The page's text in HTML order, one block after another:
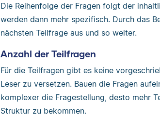
Die Reihenfolge der Fragen folgt der
werden dann mehr spezifisch. Durch das
nächsten Teilfrage aus und so weiter.
Anzahl der Teilfragen
Für die Teilfragen gibt es keine
Leser zu versetzen. Bauen die Fragen
komplexer die Fragestellung, desto mehr
Struktur zu bekommen.